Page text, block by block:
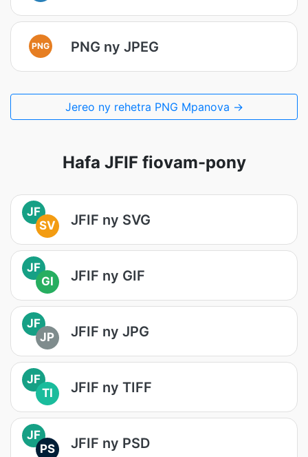
PNG PNG ny JPEG
Jereo ny rehetra PNG Mpanova →
Hafa JFIF fiovam-pony
JF
SV
JFIF ny SVG
JF
GI
JFIF ny GIF
JF
JP
JFIF ny JPG
JF
TI
JFIF ny TIFF
JF
PS
JFIF ny PSD